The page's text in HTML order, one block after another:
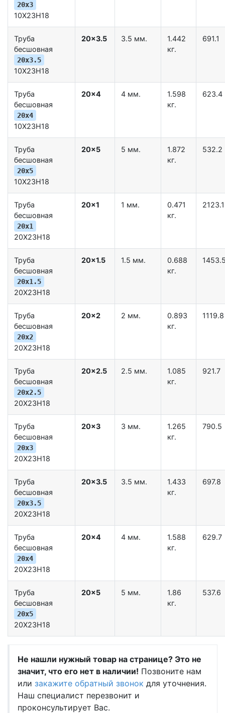
20x3
10Х23Н18
Труба
бесшовная
20x3.5
10Х23Н18
20x3.5 3.5 мм.
1.442
кг.
691.1
Труба
бесшовная
20x4
10Х23Н18
20x4 4 мм.
1.598
кг.
623.4
Труба
бесшовная
20x5
10Х23Н18
20x5 5 мм.
1.872
кг.
532.2
Труба
бесшовная
20x1
20Х23Н18
20x1 1 мм.
0.471
кг.
2123.1
Труба
бесшовная
20x1.5
20Х23Н18
20x1.5 1.5 мм.
0.688
кг.
Труба
бесшовная
20x2
20Х23Н18
20x2 2 мм.
0.893
кг.
1119.8
Труба
бесшовная
20x2.5
20Х23Н18
20x2.5 2.5 мм.
1.085
кг.
921.7
Труба
бесшовная
20x3
20Х23Н18
20x3 3 мм.
1.265
кг.
790.5
Труба
бесшовная
20x3.5
20Х23Н18
20x3.5 3.5 мм.
1.433
кг.
697.8
Труба
бесшовная
20x4
20Х23Н18
20x4 4 мм.
1.588
кг.
629.7
Труба
бесшовная
20x5
20Х23Н18
20x5 5 мм.
1.86
кг.
537.6
Не нашли нужный товар на странице? Это не
значит, что его нет в наличии! Позвоните нам
или закажите обратный звонок для уточнения.
Наш специалист перезвонит и
проконсультирует Вас.